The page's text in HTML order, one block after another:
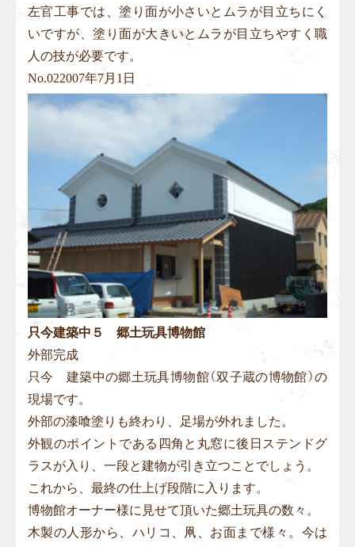
左官工事では、塗り面が小さいとムラが目立ちにく
いですが、塗り面が大きいとムラが目立ちやすく職
人の技が必要です。
No.022007年7月1日
只今建築中５ 郷土玩具博物館
外部完成
只今 建築中の郷土玩具博物館（双子蔵の博物館）の
現場です。
外部の漆喰塗りも終わり、足場が外れました。
外観のポイントである四角と丸窓に後日ステンドグ
ラスが入り、一段と建物が引き立つことでしょう。
これから、最終の仕上げ段階に入ります。
博物館オーナー様に見せて頂いた郷土玩具の数々。
木製の人形から、ハリコ、凧、お面まで様々。今は